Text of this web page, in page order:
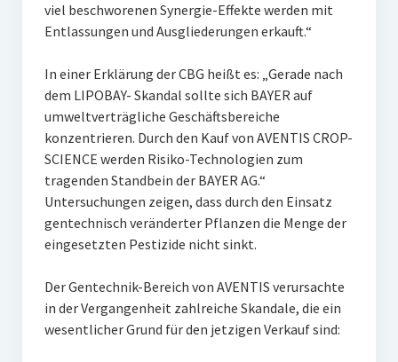
viel beschworenen Synergie-Effekte werden mit
Entlassungen und Ausgliederungen erkauft.“
In einer Erklärung der CBG heißt es: „Gerade nach
dem LIPOBAY- Skandal sollte sich BAYER auf
umweltverträgliche Geschäftsbereiche
konzentrieren. Durch den Kauf von AVENTIS CROP-
SCIENCE werden Risiko-Technologien zum
tragenden Standbein der BAYER AG.“
Untersuchungen zeigen, dass durch den Einsatz
gentechnisch veränderter Pflanzen die Menge der
eingesetzten Pestizide nicht sinkt.
Der Gentechnik-Bereich von AVENTIS verursachte
in der Vergangenheit zahlreiche Skandale, die ein
wesentlicher Grund für den jetzigen Verkauf sind: